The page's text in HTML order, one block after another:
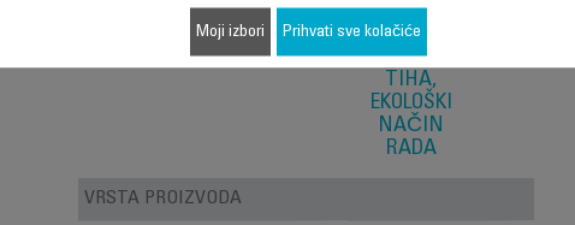
GRIJALICA,
SNAŽNA
GRIJALICA,
TIHA,
EKOLOŠKI
NAČIN
RADA
VRSTA PROIZVODA
Moji izbori Prihvati sve kolačiće